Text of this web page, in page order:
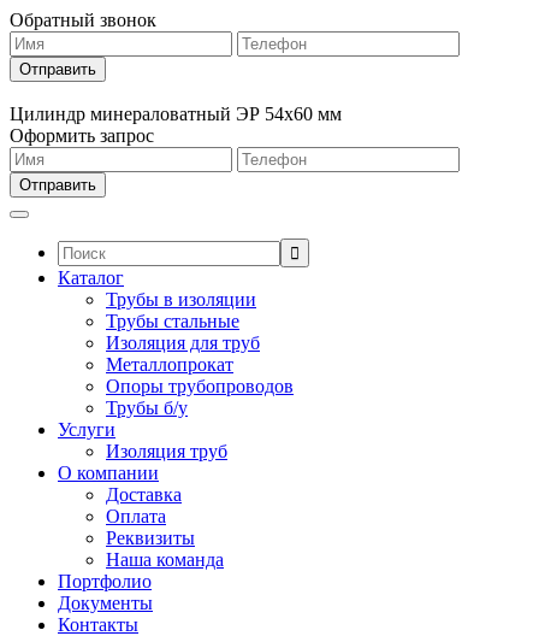
Обратный звонок
Цилиндр минераловатный ЭР 54х60 мм
Оформить запрос
Поиск:
Каталог
Трубы в изоляции
Трубы стальные
Изоляция для труб
Металлопрокат
Опоры трубопроводов
Трубы б/у
Услуги
Изоляция труб
О компании
Доставка
Оплата
Реквизиты
Наша команда
Портфолио
Документы
Контакты